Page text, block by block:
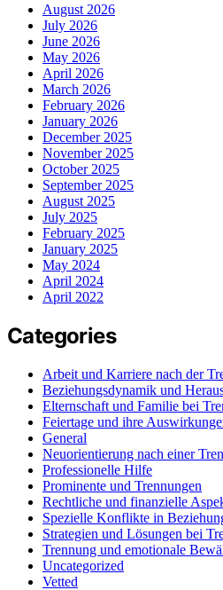
August 2026
July 2026
June 2026
May 2026
April 2026
March 2026
February 2026
January 2026
December 2025
November 2025
October 2025
September 2025
August 2025
July 2025
February 2025
January 2025
May 2024
April 2024
April 2022
Categories
Arbeit und Karriere nach der
Beziehungsdynamik und
Elternschaft und Familie bei
Feiertage und ihre
General
Neuorientierung nach einer
Professionelle Hilfe
Prominente und Trennungen
Rechtliche und finanzielle
Spezielle Konflikte in
Strategien und Lösungen bei
Trennung und emotionale
Uncategorized
Vetted